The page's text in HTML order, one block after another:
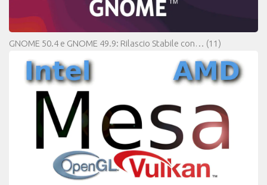
GNOME 50.4 e GNOME 49.9: Rilascio Stabile con… (11)